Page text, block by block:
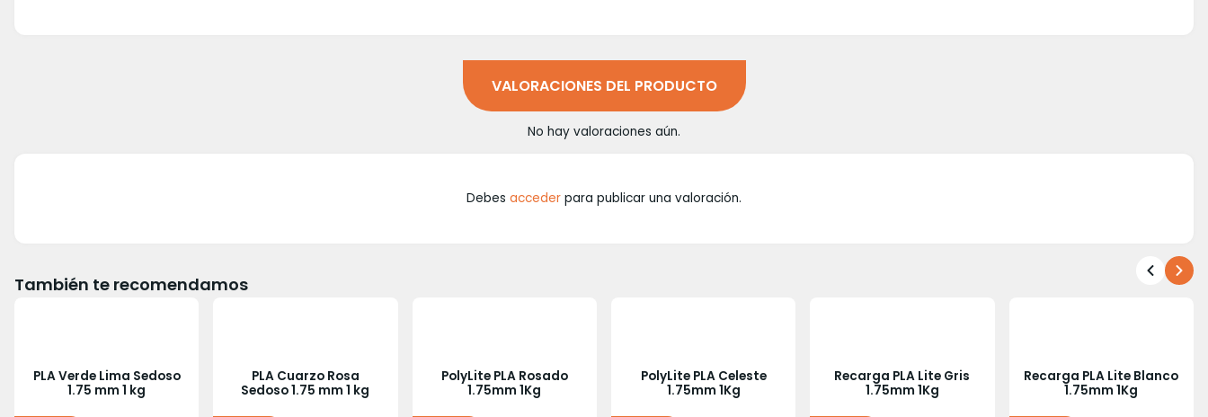
VALORACIONES DEL PRODUCTO
No hay valoraciones aún.
Debes acceder para publicar una valoración.
También te recomendamos
PLA Verde Lima Sedoso
1.75 mm 1 kg
PLA Cuarzo Rosa
Sedoso 1.75 mm 1 kg
PolyLite PLA Rosado
1.75mm 1Kg
PolyLite PLA Celeste
1.75mm 1Kg
Recarga PLA Lite Gris
1.75mm 1Kg
Recarga PLA Lite Blanco
1.75mm 1Kg